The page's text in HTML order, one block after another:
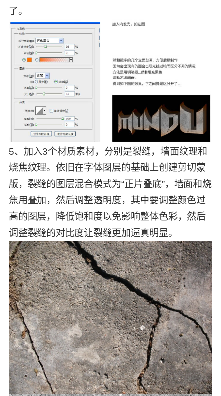
了。
5、加入3个材质素材，分别是裂缝，墙面纹理和
烧焦纹理。依旧在字体图层的基础上创建剪切蒙
版，裂缝的图层混合模式为“正片叠底”，墙面和烧
焦用叠加，然后调整透明度，其中要调整颜色过
高的图层，降低饱和度以免影响整体色彩，然后
调整裂缝的对比度让裂缝更加逼真明显。